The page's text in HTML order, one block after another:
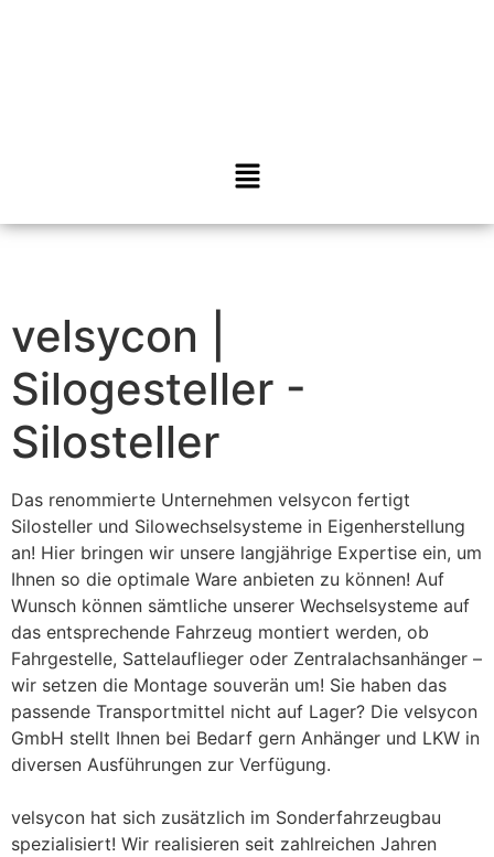
velsycon |
Silogesteller -
Silosteller
Das renommierte Unternehmen velsycon fertigt
Silosteller und Silowechselsysteme in Eigenherstellung
an! Hier bringen wir unsere langjährige Expertise ein, um
Ihnen so die optimale Ware anbieten zu können! Auf
Wunsch können sämtliche unserer Wechselsysteme auf
das entsprechende Fahrzeug montiert werden, ob
Fahrgestelle, Sattelauflieger oder Zentralachsanhänger –
wir setzen die Montage souverän um! Sie haben das
passende Transportmittel nicht auf Lager? Die velsycon
GmbH stellt Ihnen bei Bedarf gern Anhänger und LKW in
diversen Ausführungen zur Verfügung.
velsycon hat sich zusätzlich im Sonderfahrzeugbau
spezialisiert! Wir realisieren seit zahlreichen Jahren